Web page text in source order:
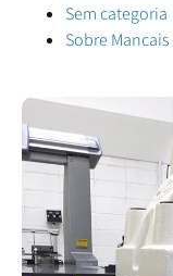
Sem categoria
Sobre Mancais